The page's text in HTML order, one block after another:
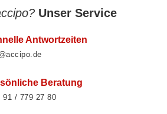
Unser Service
Antwortzeiten
Beratung
91 / 779 27 80